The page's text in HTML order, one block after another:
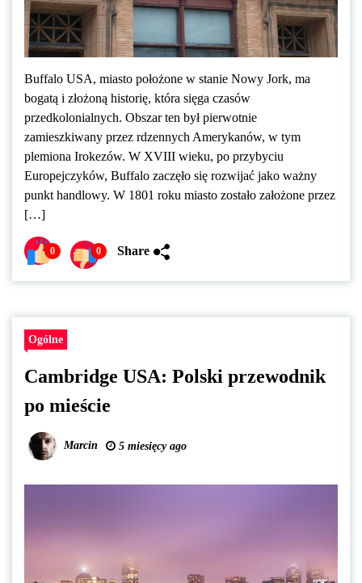
Buffalo USA, miasto położone w stanie Nowy Jork, ma
bogatą i złożoną historię, która sięga czasów
przedkolonialnych. Obszar ten był pierwotnie
zamieszkiwany przez rdzennych Amerykanów, w tym
plemiona Irokezów. W XVIII wieku, po przybyciu
Europejczyków, Buffalo zaczęło się rozwijać jako ważny
punkt handlowy. W 1801 roku miasto zostało założone przez
[…]
0 0 Share
Ogólne
Cambridge USA: Polski przewodnik
po mieście
Marcin 5 miesięcy ago